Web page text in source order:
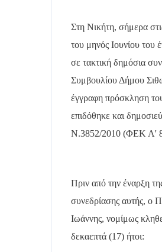
Στη Νικήτη, σήμερα
του μηνός Ιουνίου του
σε τακτική δημόσια
Συμβουλίου Δήμου
έγγραφη πρόσκληση
επιδόθηκε και
Ν.3852/2010 (ΦΕΚ Α'
Πριν από την έναρξη
συνεδρίασης αυτής, ο
Ιωάννης, νομίμως
δεκαεπτά (17) ήτοι: